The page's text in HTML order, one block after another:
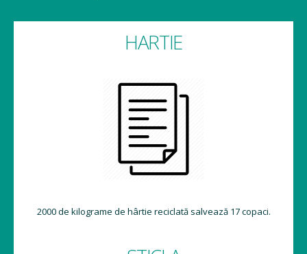
HARTIE
2000 de kilograme de hârtie reciclată salvează 17 copaci.